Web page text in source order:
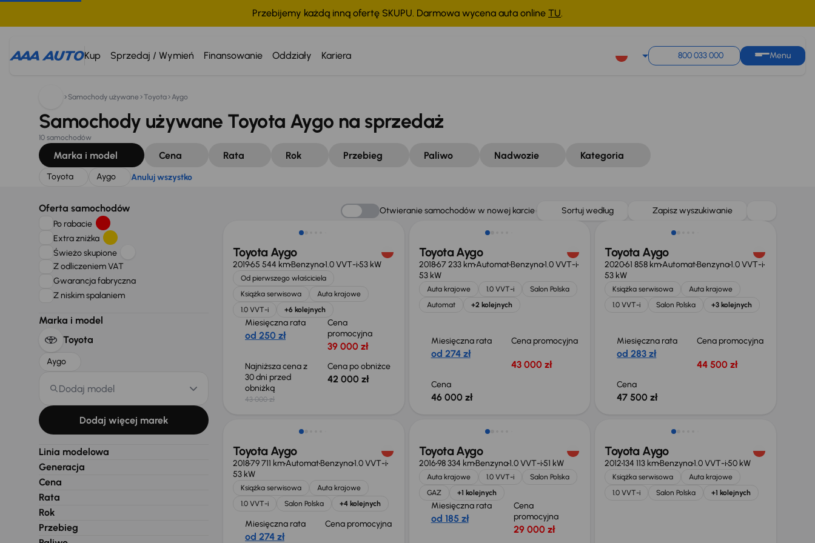
Przebijemy każdą inną ofertę SKUPU. Darmowa wycena auta online TU.
Kup Sprzedaj / Wymień Finansowanie Oddziały Kariera 800 033 000 Menu
Szukam: Anuluj wszystko
Samochody używane Toyota Aygo
Samochody używane Toyota Aygo na sprzedaż
10 samochodów
Marka i model Cena Rata Rok Przebieg Paliwo Nadwozie Kategoria
Toyota Aygo Anuluj wszystko
Oferta samochodów
Po rabacie
Extra zniżka
Świeżo skupione
Z odliczeniem VAT
Gwarancja fabryczna
Z niskim spalaniem
Marka i model
Toyota
Aygo
Dodaj model
Dodaj więcej marek
Linia modelowa
Generacja
Cena
Rata
Rok
Przebieg
Otwieranie samochodów w nowej karcie Sortuj według Zapisz wyszukiwanie
Toyota Aygo
201965 544 kmBenzyna1.0 VVT-i53 kW
Od pierwszego właściciela
Książka serwisowa
Auta krajowe
1.0 VVT-i
+6 kolejnych
Miesięczna rata
od 250 zł
Cena
promocyjna
39 000 zł
Najniższa cena z
30 dni przed
obniżką
43 000 zł
Cena po obniżce
42 000 zł
Toyota Aygo
201867 233 kmAutomatBenzyna1.0 VVT-i
53 kW
Auta krajowe 1.0 VVT-i
Salon Polska
Automat
+2 kolejnych
Miesięczna rata
od 274 zł
Cena promocyjna
43 000 zł
Cena
46 000 zł
Toyota Aygo
202061 858 kmAutomatBenzyna1.0 VVT-i
53 kW
Książka serwisowa
Auta krajowe
1.0 VVT-i
Salon Polska +3 kolejnych
Miesięczna rata
od 283 zł
Cena promocyjna
44 500 zł
Cena
47 500 zł
Toyota Aygo
201879 711 kmAutomatBenzyna1.0 VVT-i
53 kW
Książka serwisowa
Auta krajowe
1.0 VVT-i
Salon Polska +4 kolejnych
Miesięczna rata
od 274 zł
Cena promocyjna
Toyota Aygo
201698 334 kmBenzyna1.0 VVT-i51 kW
Auta krajowe 1.0 VVT-i
Salon Polska
GAZ
+1 kolejnych
Miesięczna rata
od 185 zł
Cena
promocyjna
29 000 zł
Toyota Aygo
2012134 113 kmBenzyna1.0 VVT-i50 kW
Książka serwisowa
Auta krajowe
1.0 VVT-i
Salon Polska +1 kolejnych